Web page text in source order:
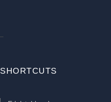
SHORTCUTS